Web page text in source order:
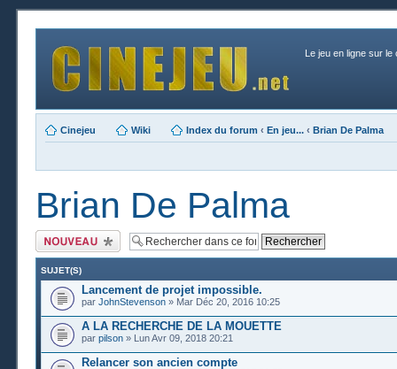
Le jeu en ligne sur le
Cinejeu Wiki Index du forum ‹ En jeu... ‹ Brian De Palma
Brian De Palma
Publier un nouveau
sujet
SUJET(S)
Lancement de projet impossible.
par JohnStevenson » Mar Déc 20, 2016 10:25
A LA RECHERCHE DE LA MOUETTE
par pilson » Lun Avr 09, 2018 20:21
Relancer son ancien compte